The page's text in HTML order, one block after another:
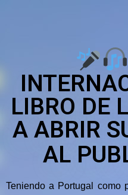
LIBRO DE
A ABRIR
AL
Teniendo a Portugal como